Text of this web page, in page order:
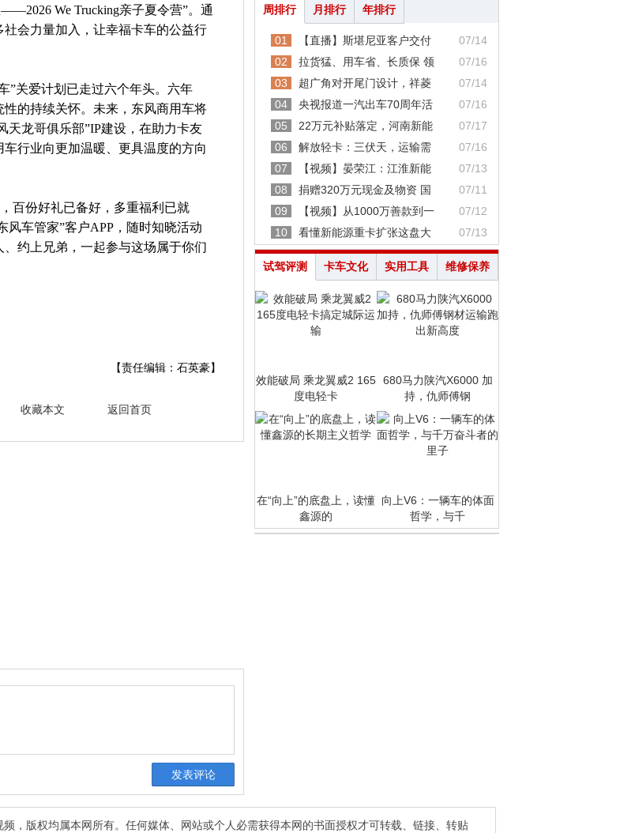
We Trucking亲子夏令营”。通
会力量加入，让幸福卡车的公益行
”关爱计划已走过六个年头。六年
的持续关怀。未来，东风商用车将
天龙哥俱乐部”IP建设，在助力卡友
行业向更加温暖、更具温度的方向
百份好礼已备好，多重福利已就
风车管家”客户APP，随时知晓活动
约上兄弟，一起参与这场属于你们
【责任编辑：石英豪】
收藏本文 返回首页
周排行 月排行 年排行
01 【直播】斯堪尼亚客户交付
07/14
02
拉货猛、用车省、长质保 领
07/16
03
超广角对开尾门设计，祥菱
07/14
04
央视报道一汽出车70周年活
07/16
05
22万元补贴落定，河南新能
07/17
06
解放轻卡：三伏天，运输需
07/16
07
【视频】晏荣江：江淮新能
07/13
08
捐赠320万元现金及物资 国
07/11
09
【视频】从1000万善款到一
07/12
10
看懂新能源重卡扩张这盘大 07/13
试驾评测 卡车文化 实用工具 维修保养
效能破局 乘龙翼威2 165
度电轻卡
680马力陕汽X6000 加
持，仇师傅钢
在“向上”的底盘上，读懂
鑫源的
向上V6：一辆车的体面
哲学，与千
，版权均属本网所有。任何媒体、网站或个人必需获得本网的书面授权才可转载、链接、转贴